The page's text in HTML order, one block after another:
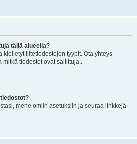
tällä alueella?
liitetiedostojen tyypit. Ota yhteys
tiedostot ovat sallittuja..
mene omiin asetuksiin ja seuraa linkkejä